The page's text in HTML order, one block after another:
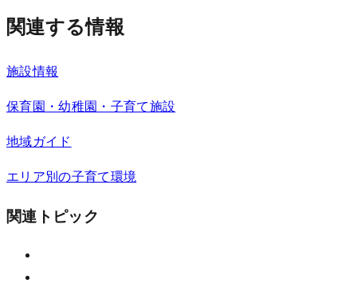
関連する情報
施設情報
保育園・幼稚園・子育て施設
地域ガイド
エリア別の子育て環境
関連トピック